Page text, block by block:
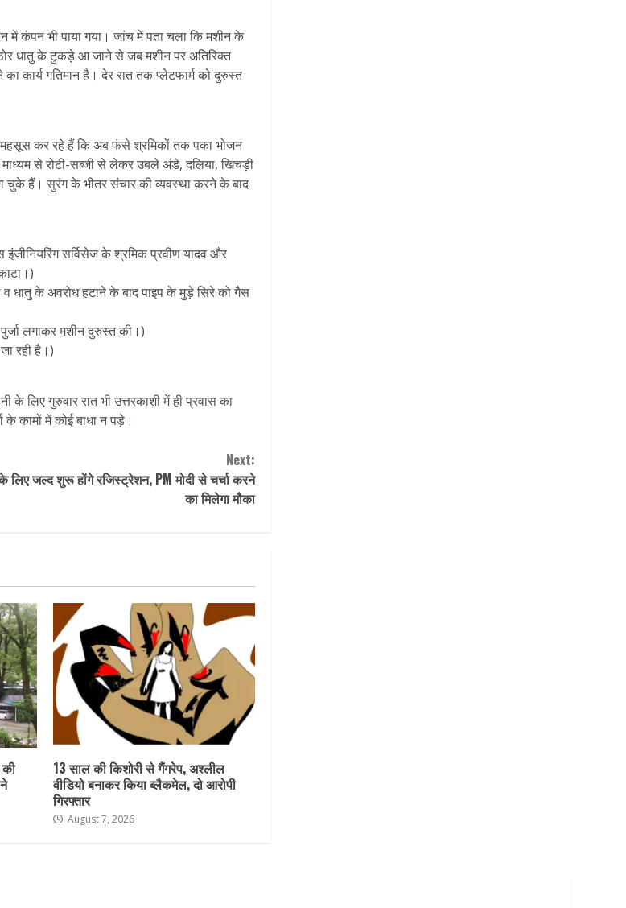
में कंपन भी पाया गया। जांच में पता चला कि मशीन के
धातु के टुकड़े आ जाने से जब मशीन पर अतिरिक्त
कार्य गतिमान है। देर रात तक प्लेटफार्म को दुरुस्त
कर रहे हैं कि अब फंसे श्रमिकों तक पका भोजन
से रोटी-सब्जी से लेकर उबले अंडे, दलिया, खिचड़ी
हैं। सुरंग के भीतर संचार की व्यवस्था करने के बाद
सर्विसेज के श्रमिक प्रवीण यादव और
धातु के अवरोध हटाने के बाद पाइप के मुड़े सिरे को गैस
लगाकर मशीन दुरुस्त की।)
रही है।)
के लिए गुरुवार रात भी उत्तरकाशी में ही प्रवास का
के कामों में कोई बाधा न पड़े।
Next:
के लिए जल्द शुरू होंगे रजिस्ट्रेशन, PM मोदी से चर्चा करने
का मिलेगा मौका
की
13 साल की किशोरी से गैंगरेप, अश्लील
वीडियो बनाकर किया ब्लैकमेल, दो आरोपी
गिरफ्तार
August 7, 2026